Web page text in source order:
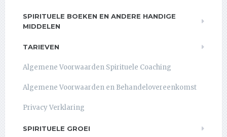
SPIRITUELE BOEKEN EN ANDERE HANDIGE
MIDDELEN
TARIEVEN
Algemene Voorwaarden Spirituele Coaching
Algemene Voorwaarden en Behandelovereenkomst
Privacy Verklaring
SPIRITUELE GROEI